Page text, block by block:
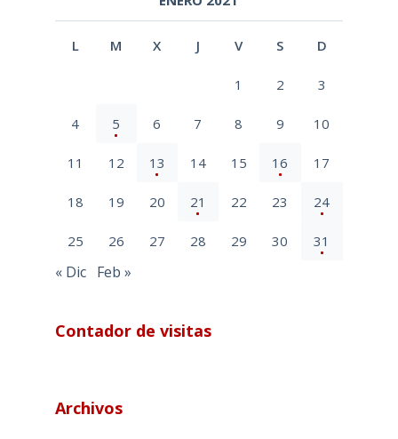
L M X J V S D
1 2 3
4 5 6 7 8 9 10
11 12 13 14 15 16 17
18 19 20 21 22 23 24
25 26 27 28 29 30 31
« Dic Feb »
Contador de visitas
Archivos